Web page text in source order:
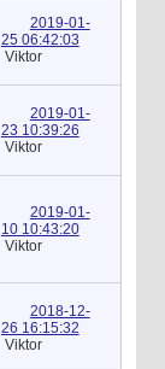
2019-01-
25 06:42:03
Viktor
2019-01-
23 10:39:26
Viktor
2019-01-
10 10:43:20
Viktor
2018-12-
26 16:15:32
Viktor